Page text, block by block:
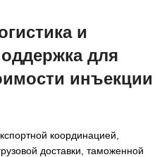
и
для
инъекции
координацией,
доставки, таможенной